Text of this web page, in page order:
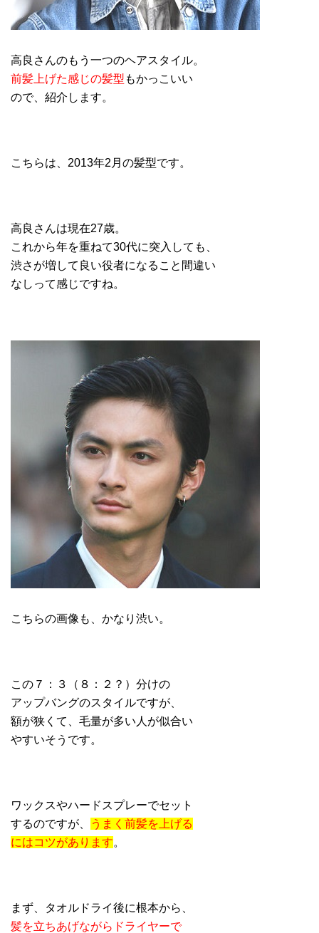
高良さんのもう一つのヘアスタイル。
前髪上げた感じの髪型 もかっこいい
ので、紹介します。
こちらは、2013年2月の髪型です。
高良さんは現在27歳。
これから年を重ねて30代に突入しても、
渋さが増して良い役者になること間違い
なしって感じですね。
こちらの画像も、かなり渋い。
この７：３（８：２？）分けの
アップバングのスタイルですが、
額が狭くて、毛量が多い人が似合い
やすいそうです。
ワックスやハードスプレーでセット
するのですが、
うまく前髪を上げる
にはコツがあります。
まず、タオルドライ後に根本から、
髪を立ちあげながらドライヤーで